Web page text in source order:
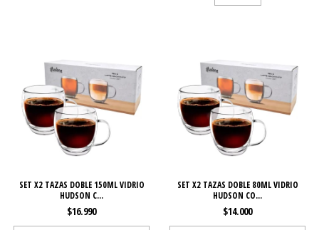
SET X2 TAZAS DOBLE 150ML VIDRIO
HUDSON C...
$16.990
SET X2 TAZAS DOBLE 80ML VIDRIO
HUDSON CO...
$14.000